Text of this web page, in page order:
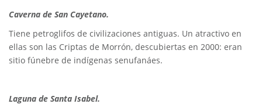
Caverna de San Cayetano.
Tiene petroglifos de civilizaciones antiguas. Un atractivo en
ellas son las Criptas de Morrón, descubiertas en 2000: eran
sitio fúnebre de indígenas senufanáes.
Laguna de Santa Isabel.